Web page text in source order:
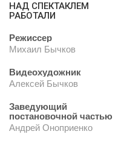
НАД СПЕКТАКЛЕМ
РАБОТАЛИ
Режиссер
Михаил Бычков
Видеохудожник
Алексей Бычков
Заведующий
постановочной частью
Андрей Оноприенко